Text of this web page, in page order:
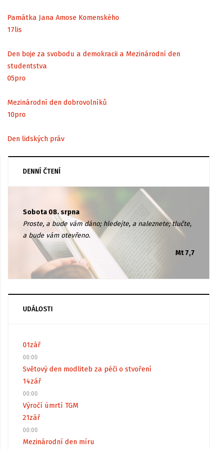
Památka Jana Amose Komenského
17lis
Den boje za svobodu a demokracii a Mezinárodní den
studentstva
05pro
Mezinárodní den dobrovolníků
10pro
Den lidských práv
DENNÍ ČTENÍ
Sobota 08. srpna
Proste, a bude vám dáno; hledejte, a naleznete; tlučte,
a bude vám otevřeno.
Mt 7,7
UDÁLOSTI
01zář
00:00
Světový den modliteb za péči o stvoření
14zář
00:00
Výročí úmrtí TGM
21zář
00:00
Mezinárodní den míru